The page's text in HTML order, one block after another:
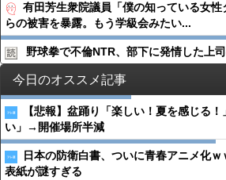
有田芳生衆院議員「僕の知っている女
らの被害を暴露。もう学級会みたい...
野球拳で不倫NTR、部下に発情した上
今日のオススメ記事
【悲報】盆踊り「楽しい！夏を感じる
い」→開催場所半減
日本の防衛白書、ついに青春アニメ化
表紙が謎すぎる